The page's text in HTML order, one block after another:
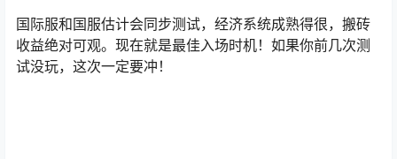
现在不入场等公测就只能喝汤了。
国际服和国服估计会同步测试，经济系统成熟得很，搬砖